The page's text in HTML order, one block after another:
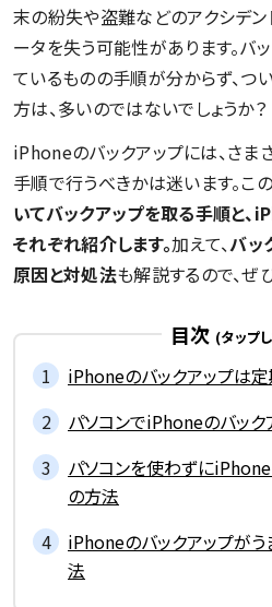
記事一覧
末の紛失や盗難などのアクシデ
ータを失う可能性があります。バ
ているものの手順が分からず、つ
方は、多いのではないでしょうか？
iPhoneのバックアップには、さま
手順で行うべきかは迷います。こ
いてバックアップを取る手順と
それぞれ紹介します。加えて、バッ
原因と対処法も解説するので、ぜ
目次
iPhoneのバックアップは
パソコンでiPhoneのバッ
パソコンを使わずに
の方法
iPhoneのバックアップが
法